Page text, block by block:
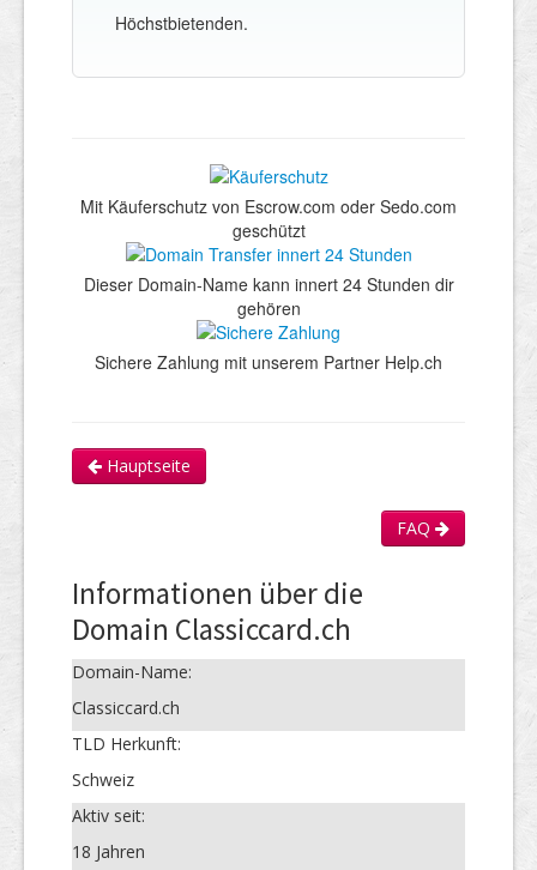
Höchstbietenden.
Mit Käuferschutz von Escrow.com oder Sedo.com
geschützt
Dieser Domain-Name kann innert 24 Stunden dir
gehören
Sichere Zahlung mit unserem Partner Help.ch
Hauptseite
FAQ
Informationen über die
Domain Classiccard.ch
Domain-Name:
Classiccard.ch
TLD Herkunft:
Schweiz
Aktiv seit:
18 Jahren